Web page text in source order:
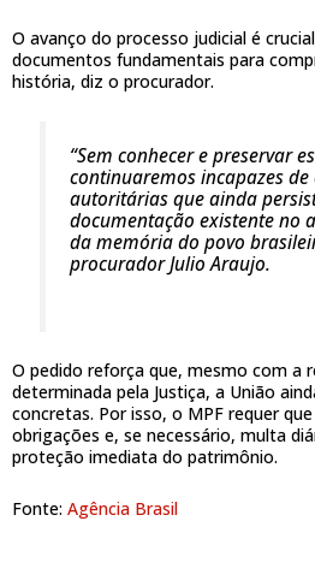
O avanço do processo judicial é
documentos fundamentais para
história, diz o procurador.
“Sem conhecer e preservar
continuaremos incapazes
autoritárias que ainda
documentação existente no
da memória do povo
procurador Julio Araujo.
O pedido reforça que, mesmo com a
determinada pela Justiça, a União
concretas. Por isso, o MPF requer
obrigações e, se necessário, multa
proteção imediata do patrimônio.
Fonte: Agência Brasil